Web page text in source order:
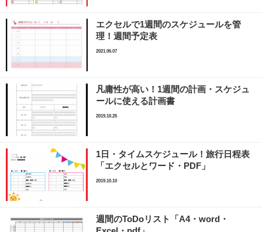
エクセルで1週間のスケジュールを管
理！週間予定表
2021.06.07
凡庸性が高い！1週間の計画・スケジュ
ールに使える計画書
2019.10.25
1日・タイムスケジュール！旅行日程表
「エクセルとワード・PDF」
2019.10.10
週間のToDoリスト「A4・word・